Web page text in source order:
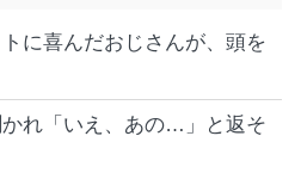
に喜んだおじさんが、頭を
れ「いえ、あの…」と返そ